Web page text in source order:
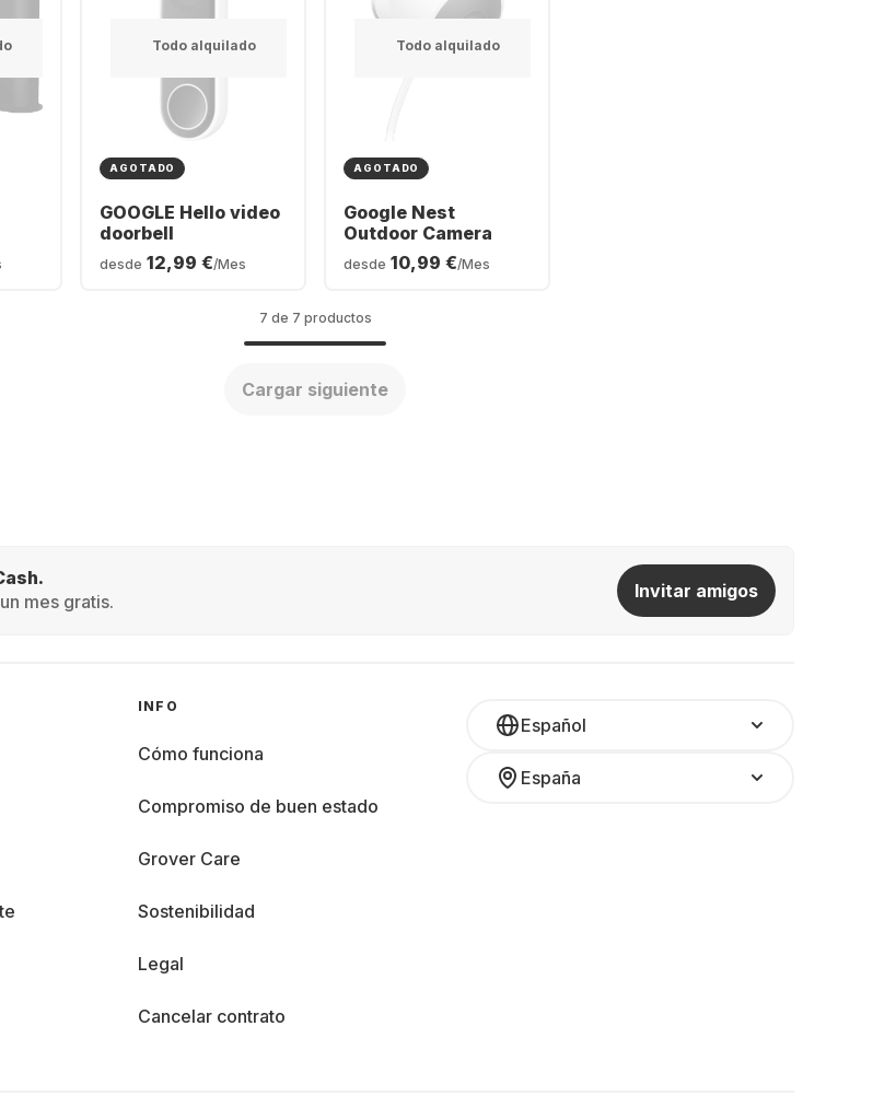
Todo alquilado
AGOTADO
GOOGLE Hello video
doorbell
desde 12,99 €/Mes
Todo alquilado
AGOTADO
Google Nest
Outdoor Camera
desde 10,99 €/Mes
7 de 7 productos
Cargar siguiente
mes gratis.
Invitar amigos
Español
España
INFO
Cómo funciona
Compromiso de buen estado
Grover Care
Sostenibilidad
Legal
Cancelar contrato